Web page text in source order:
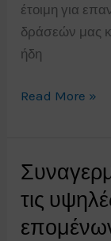
έτοιμη για
δράσεών μας
ήδη
ΨΑΡΕΨΑΝ
ΔΙΧΤΥΑ-
ΦΑΝΤΑΣΜΑΤΑ
ΑΠΟ
ΤΟΝ
Read More »
τις